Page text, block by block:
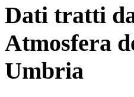
Dati tratti
Atmosfera
Umbria